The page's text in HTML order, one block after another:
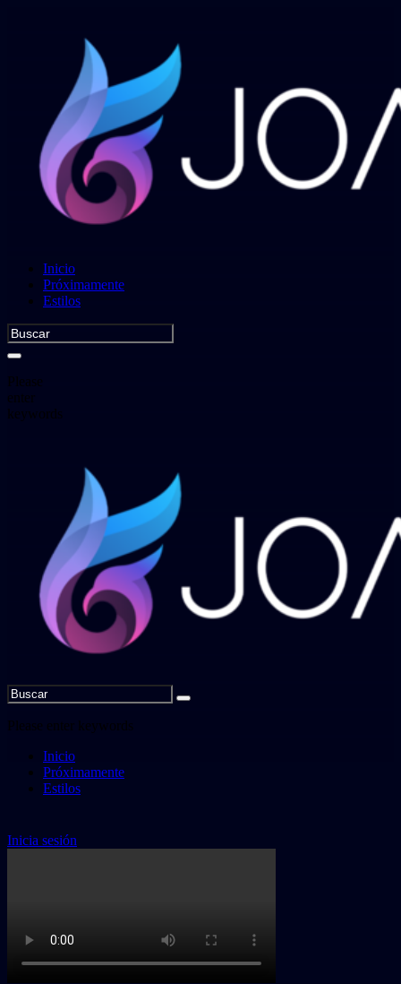
Inicio
Próximamente
Estilos
Please
enter
keywords
Please enter keywords
Inicio
Próximamente
Estilos
Inicia sesión